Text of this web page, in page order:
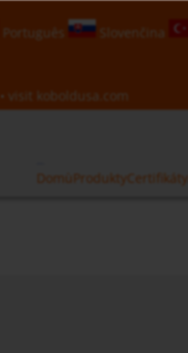
Português Slovenčina
• visit koboldusa.com
DomùProduktyCertifikáty